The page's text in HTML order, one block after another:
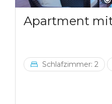
Schlafzimmer: 2